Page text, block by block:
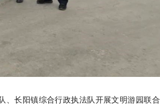
、长阳镇综合行政执法队开展文明游园联